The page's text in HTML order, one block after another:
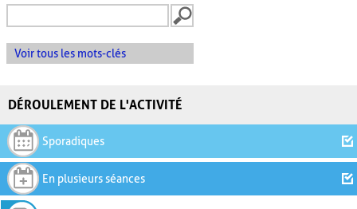
Voir tous les mots-clés
DÉROULEMENT DE L'ACTIVITÉ
Sporadiques
En plusieurs séances